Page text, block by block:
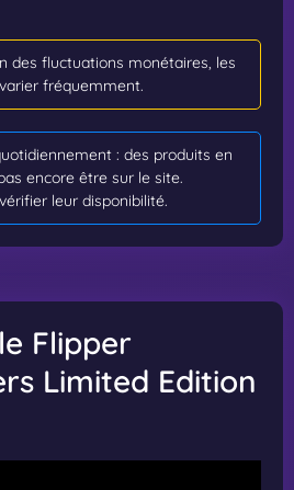
des fluctuations monétaires, les
fréquemment.
: des produits en
encore être sur le site.
leur disponibilité.
Flipper
Limited Edition